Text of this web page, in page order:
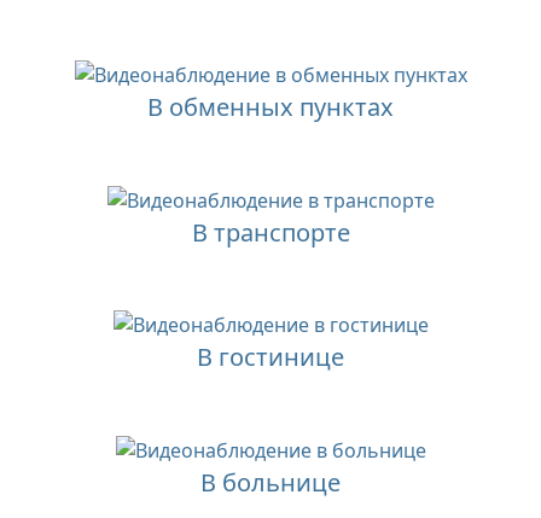
В обменных пунктах
В транспорте
В гостинице
В больнице